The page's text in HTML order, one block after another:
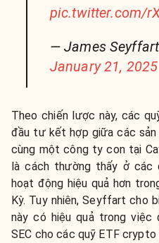
pic.twitter.com/
— James
January 21, 2025
Theo chiến lược này, các
đầu tư kết hợp giữa các sản
cùng một công ty con tại
là cách thường thấy ở các
hoạt động hiệu quả hơn
Kỳ. Tuy nhiên, Seyffart cho
này có hiệu quả trong
SEC cho các quỹ ETF